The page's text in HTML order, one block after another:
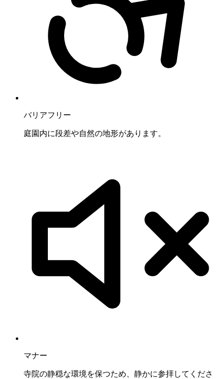
バリアフリー
庭園内に段差や自然の地形があります。
マナー
寺院の静穏な環境を保つため、静かに参拝してくださ